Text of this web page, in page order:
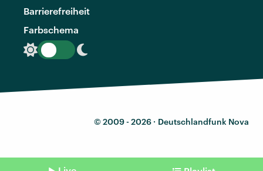
Barrierefreiheit
Farbschema
© 2009 - 2026 · Deutschlandfunk Nova